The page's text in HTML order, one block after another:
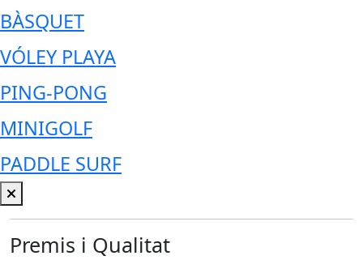
BÀSQUET
VÓLEY PLAYA
PING-PONG
MINIGOLF
PADDLE SURF
Premis i Qualitat